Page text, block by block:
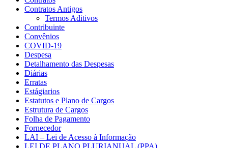
Contratos Antigos
Termos Aditivos
Contribuinte
Convênios
COVID-19
Despesa
Detalhamento das Despesas
Diárias
Erratas
Estágiarios
Estatutos e Plano de Cargos
Estrutura de Cargos
Folha de Pagamento
Fornecedor
LAI – Lei de Acesso à Informação